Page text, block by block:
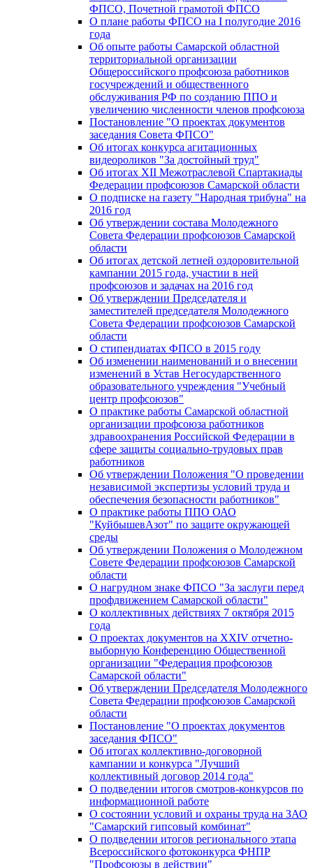
ФПСО, Почетной грамотой ФПСО
О плане работы ФПСО на I полугодие 2016
года
Об опыте работы Самарской областной
территориальной организации
Общероссийского профсоюза работников
госучреждений и общественного
обслуживания РФ по созданию ППО и
увеличению численности членов профсоюза
Постановление "О проектах документов
заседания Совета ФПСО"
Об итогах конкурса агитационных
видеороликов "За достойный труд"
Об итогах XII Межотраслевой Спартакиады
Федерации профсоюзов Самарской области
О подписке на газету "Народная трибуна" на
2016 год
Об утверждении состава Молодежного
Совета Федерации профсоюзов Самарской
области
Об итогах детской летней оздоровительной
кампании 2015 года, участии в ней
профсоюзов и задачах на 2016 год
Об утверждении Председателя и
заместителей председателя Молодежного
Совета Федерации профсоюзов Самарской
области
О стипендиатах ФПСО в 2015 году
Об изменении наименований и о внесении
изменений в Устав Негосударственного
образовательного учреждения "Учебный
центр профсоюзов"
О практике работы Самарской областной
организации профсоюза работников
здравоохранения Российской Федерации в
сфере защиты социально-трудовых прав
работников
Об утверждении Положения "О проведении
независимой экспертизы условий труда и
обеспечения безопасности работников"
О практике работы ППО ОАО
"КуйбышевАзот" по защите окружающей
среды
Об утверждении Положения о Молодежном
Совете Федерации профсоюзов Самарской
области
О нагрудном знаке ФПСО "За заслуги перед
профдвижением Самарской области"
О коллективных действиях 7 октября 2015
года
О проектах документов на XXIV отчетно-
выборную Конференцию Общественной
организации "Федерация профсоюзов
Самарской области"
Об утверждении Председателя Молодежного
Совета Федерации профсоюзов Самарской
области
Постановление "О проектах документов
заседания ФПСО"
Об итогах коллективно-договорной
кампании и конкурса "Лучший
коллективный договор 2014 года"
О подведении итогов смотров-конкурсов по
информационной работе
О состоянии условий и охраны труда на ЗАО
"Самарский гипсовый комбинат"
О подведении итогов регионального этапа
Всероссийского фотоконкурса ФНПР
"Профсоюзы в действии"